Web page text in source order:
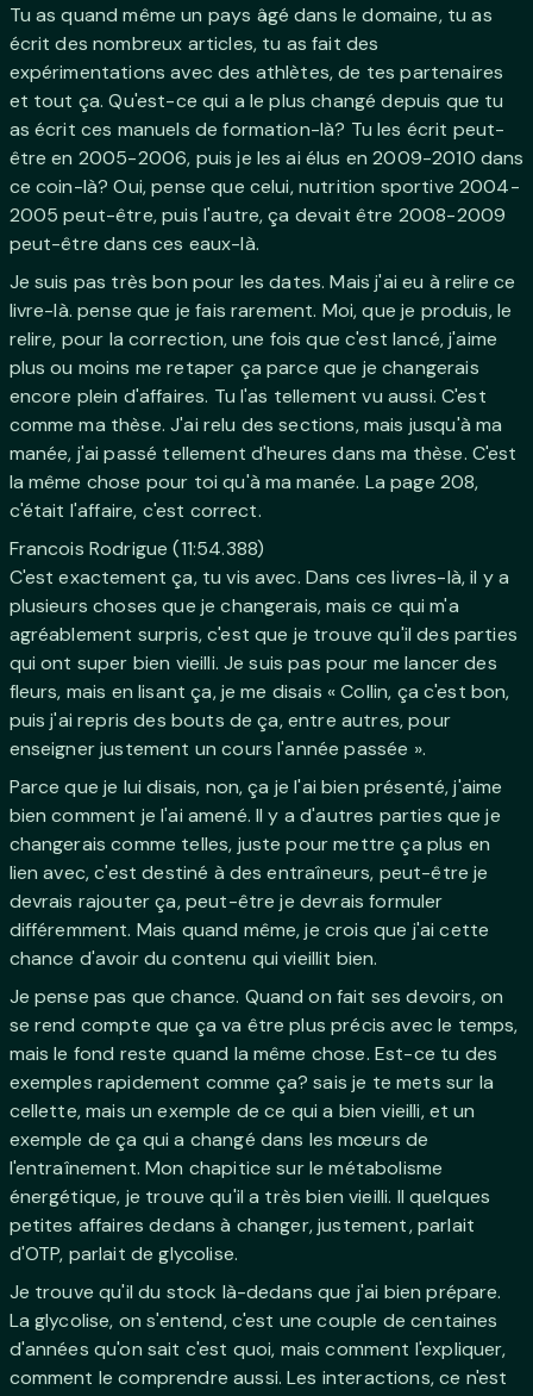
Tu as quand même un pays âgé dans le domaine, tu as
écrit des nombreux articles, tu as fait des
expérimentations avec des athlètes, de tes partenaires
et tout ça. Qu'est-ce qui a le plus changé depuis que tu
as écrit ces manuels de formation-là? Tu les écrit peut-
être en 2005-2006, puis je les ai élus en 2009-2010 dans
ce coin-là? Oui, pense que celui, nutrition sportive 2004-
2005 peut-être, puis l'autre, ça devait être 2008-2009
peut-être dans ces eaux-là.
Je suis pas très bon pour les dates. Mais j'ai eu à relire ce
livre-là. pense que je fais rarement. Moi, que je produis, le
relire, pour la correction, une fois que c'est lancé, j'aime
plus ou moins me retaper ça parce que je changerais
encore plein d'affaires. Tu l'as tellement vu aussi. C'est
comme ma thèse. J'ai relu des sections, mais jusqu'à ma
manée, j'ai passé tellement d'heures dans ma thèse. C'est
la même chose pour toi qu'à ma manée. La page 208,
c'était l'affaire, c'est correct.
Francois Rodrigue (11:54.388)
C'est exactement ça, tu vis avec. Dans ces livres-là, il y a
plusieurs choses que je changerais, mais ce qui m'a
agréablement surpris, c'est que je trouve qu'il des parties
qui ont super bien vieilli. Je suis pas pour me lancer des
fleurs, mais en lisant ça, je me disais « Collin, ça c'est bon,
puis j'ai repris des bouts de ça, entre autres, pour
enseigner justement un cours l'année passée ».
Parce que je lui disais, non, ça je l'ai bien présenté, j'aime
bien comment je l'ai amené. Il y a d'autres parties que je
changerais comme telles, juste pour mettre ça plus en
lien avec, c'est destiné à des entraîneurs, peut-être je
devrais rajouter ça, peut-être je devrais formuler
différemment. Mais quand même, je crois que j'ai cette
chance d'avoir du contenu qui vieillit bien.
Je pense pas que chance. Quand on fait ses devoirs, on
se rend compte que ça va être plus précis avec le temps,
mais le fond reste quand la même chose. Est-ce tu des
exemples rapidement comme ça? sais je te mets sur la
cellette, mais un exemple de ce qui a bien vieilli, et un
exemple de ça qui a changé dans les mœurs de
l'entraînement. Mon chapitice sur le métabolisme
énergétique, je trouve qu'il a très bien vieilli. Il quelques
petites affaires dedans à changer, justement, parlait
d'OTP, parlait de glycolise.
Je trouve qu'il du stock là-dedans que j'ai bien prépare.
La glycolise, on s'entend, c'est une couple de centaines
d'années qu'on sait c'est quoi, mais comment l'expliquer,
comment le comprendre aussi. Les interactions, ce n'est